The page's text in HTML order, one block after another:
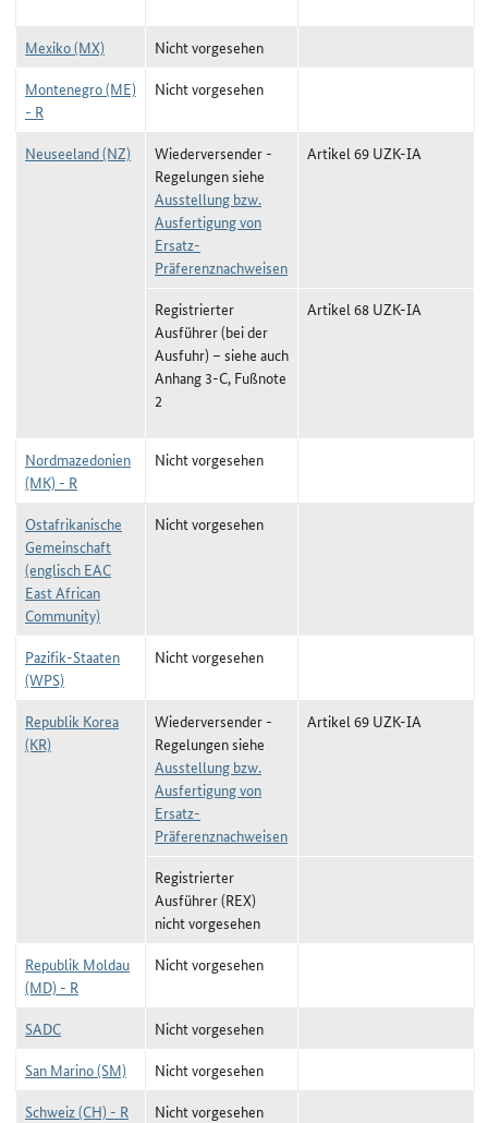
Mexiko (MX)
Nicht vorgesehen
Montenegro (ME)
- R
Nicht vorgesehen
Neuseeland (NZ)
Wiederversender -
Regelungen siehe
Ausstellung bzw.
Ausfertigung von
Ersatz-
Präferenznachweisen
Artikel 69 UZK-IA
Registrierter
Ausführer (bei der
Ausfuhr) – siehe auch
Anhang 3-C, Fußnote
2
Artikel 68 UZK-IA
Nordmazedonien
(MK) - R
Nicht vorgesehen
Ostafrikanische
Gemeinschaft
(englisch EAC
East African
Community)
Nicht vorgesehen
Pazifik-Staaten
(WPS)
Nicht vorgesehen
Republik Korea
(KR)
Wiederversender -
Regelungen siehe
Ausstellung bzw.
Ausfertigung von
Ersatz-
Präferenznachweisen
Artikel 69 UZK-IA
Registrierter
Ausführer (REX)
nicht vorgesehen
Republik Moldau
(MD) - R
Nicht vorgesehen
SADC
Nicht vorgesehen
San Marino (SM)
Nicht vorgesehen
Schweiz (CH) - R
Nicht vorgesehen